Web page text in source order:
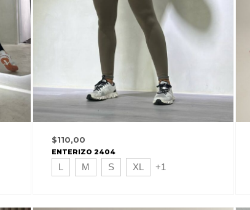
$110,00
ENTERIZO 2404
L M S XL +1